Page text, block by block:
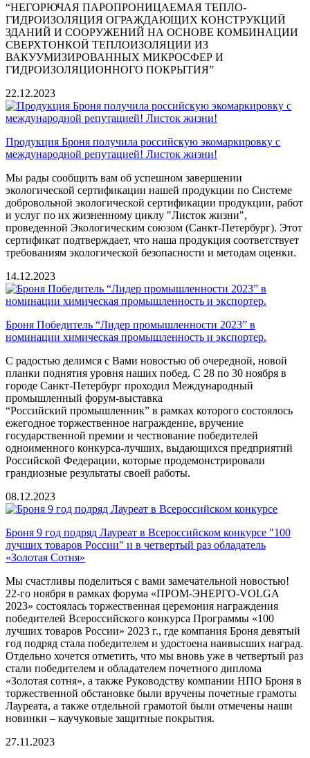
“НЕГОРЮЧАЯ ПАРОПРОНИЦАЕМАЯ ТЕПЛО-
ГИДРОИЗОЛЯЦИЯ ОГРАЖДАЮЩИХ КОНСТРУКЦИЙ
ЗДАНИЙ И СООРУЖЕНИЙ НА ОСНОВЕ КОМБИНАЦИИ
СВЕРХТОНКОЙ ТЕПЛОИЗОЛЯЦИИ ИЗ
ВАКУУМИЗИРОВАННЫХ МИКРОСФЕР И
ГИДРОИЗОЛЯЦИОННОГО ПОКРЫТИЯ”
22.12.2023
Продукция Броня получила российскую экомаркировку с
международной репутацией! Листок жизни!
Мы рады сообщить вам об успешном завершении
экологической сертификации нашей продукции по Системе
добровольной экологической сертификации продукции, работ
и услуг по их жизненному циклу "Листок жизни",
проведенной Экологическим союзом (Санкт-Петербург). Этот
сертификат подтверждает, что наша продукция соответствует
требованиям экологической безопасности и методам оценки.
14.12.2023
Броня Победитель “Лидер промышленности 2023” в
номинации химическая промышленность и экспортер.
С радостью делимся с Вами новостью об очередной, новой
планки поднятия уровня наших побед. С 28 по 30 ноября в
городе Санкт-Петербург проходил Международный
промышленный форум-выставка
“Российский промышленник” в рамках которого состоялось
ежегодное торжественное награждение, вручение
государственной премии и чествование победителей
одноименного конкурса-лучших, выдающихся предприятий
Российской Федерации, которые продемонстрировали
грандиозные результаты своей работы.
08.12.2023
Броня 9 год подряд Лауреат в Всероссийском конкурсе "100
лучших товаров России" и в четвертый раз обладатель
«Золотая Сотня»
Мы счастливы поделиться с вами замечательной новостью!
22-го ноября в рамках форума «ПРОМ-ЭНЕРГО-VOLGA
2023» состоялась торжественная церемония награждения
победителей Всероссийского конкурса Программы «100
лучших товаров России» 2023 г., где компания Броня девятый
год подряд стала победителем и удостоена наивысших наград.
Отдельно хочется отметить, что мы вновь уже в четвертый раз
стали победителем и обладателем почетного диплома
«Золотая сотня», а также Руководству компании НПО Броня в
торжественной обстановке были вручены почетные грамоты
Лауреата, а также отдельной грамотой были отмечены наши
новинки – каучуковые защитные покрытия.
27.11.2023